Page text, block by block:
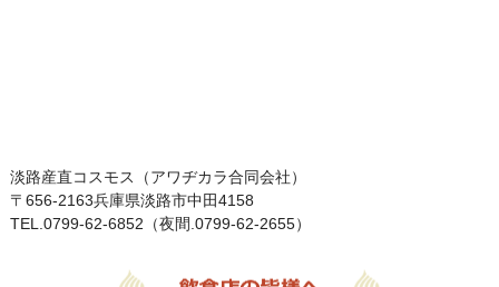
淡路産直コスモス（アワヂカラ合同会社）
〒656-2163兵庫県淡路市中田4158
TEL.0799-62-6852（夜間.0799-62-2655）